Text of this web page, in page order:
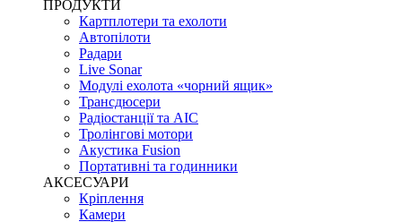
ПРОДУКТИ
Картплотери та ехолоти
Автопілоти
Радари
Live Sonar
Модулі ехолота «чорний ящик»
Трансдюсери
Радіостанції та АІС
Тролінгові мотори
Акустика Fusion
Портативні та годинники
АКСЕСУАРИ
Кріплення
Камери